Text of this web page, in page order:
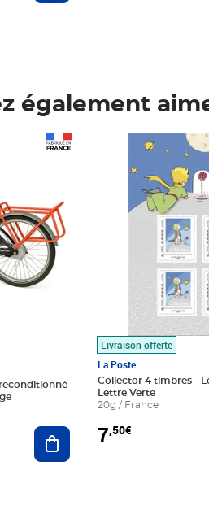
également
Ajouter au panier
Livraison offerte
La Poste
Collector 4 timbres -
Lettre Verte
20g / France
7,50€
Prix 7,50€